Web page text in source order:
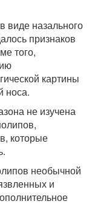
виде назального
признаков
того,
картины
носа.
не изучена
которые
необычной
и